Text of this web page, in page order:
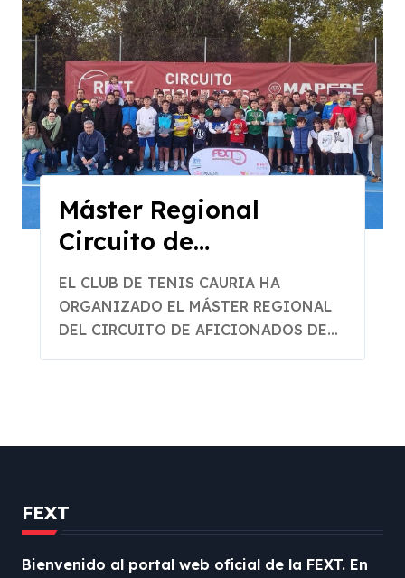
Máster Regional
Circuito de
Aficionados de
Extremadura
EL CLUB DE TENIS CAURIA HA
ORGANIZADO EL MÁSTER REGIONAL
DEL CIRCUITO DE AFICIONADOS DE...
FEXT
Bienvenido al portal web oficial de la FEXT. En